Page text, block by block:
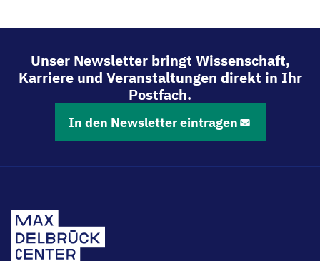
Unser Newsletter bringt Wissenschaft,
Karriere und Veranstaltungen direkt in Ihr
Postfach.
In den Newsletter eintragen